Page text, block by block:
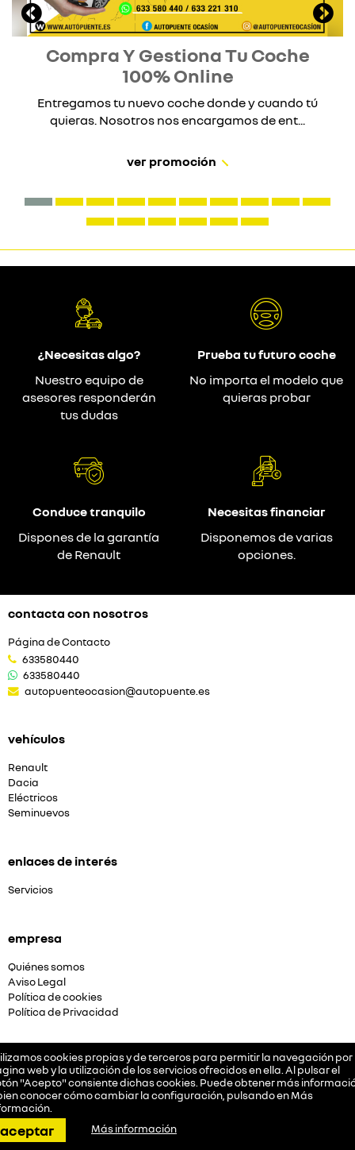
Compra Y Gestiona Tu Coche
100% Online
Entregamos tu nuevo coche donde y cuando tú
quieras. Nosotros nos encargamos de ent...
ver promoción
cookies propias y de terceros para permitir la navegación por
web y la utilización de los servicios ofrecidos en ella. Al pulsar el
"Acepto" consiente dichas cookies. Puede obtener más
conocer cómo cambiar la configuración, pulsando enMás
aceptar Más información
llamar pedir cita dirección
¿Necesitas algo?
Nuestro equipo de
asesores responderán
tus dudas
Prueba tu futuro coche
No importa el modelo que
quieras probar
Conduce tranquilo
Dispones de la garantía
de Renault
Necesitas financiar
Disponemos de varias
opciones.
contacta con nosotros
Página de Contacto
633580440
633580440
autopuenteocasion@autopuente.es
vehículos
Renault
Dacia
Eléctricos
Seminuevos
enlaces de interés
Servicios
empresa
Quiénes somos
Aviso Legal
Política de cookies
Política de Privacidad
síguenos